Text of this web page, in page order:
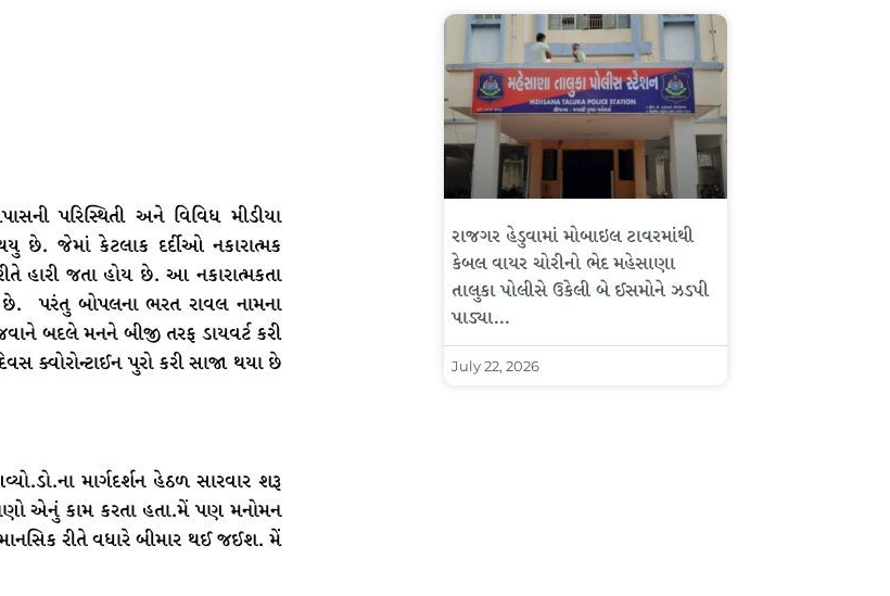
પરિસ્થિતી અને વિવિધ મીડીયા
છે. જેમાં કેટલાક દર્દીઓ નકારાત્મક
હારી જતા હોય છે. આ નકારાત્મકતા
પરંતુ બોપલના ભરત રાવલ નામના
બદલે મનને બીજી તરફ ડાયવર્ટ કરી
ક્વોરોન્ટાઈન પુરો કરી સાજા થયા છે
માર્ગદર્શન હેઠળ સારવાર શરૂ
એનું કામ કરતા હતા.મેં પણ મનોમન
રીતે વધારે બીમાર થઈ જઈશ. મેં
રાજગર હેડુવામાં મોબાઇલ ટાવરમાંથી
કેબલ વાયર ચોરીનો ભેદ મહેસાણા
તાલુકા પોલીસે ઉકેલી બે ઈસમોને ઝડપી
પાડ્યા…
July 22, 2026